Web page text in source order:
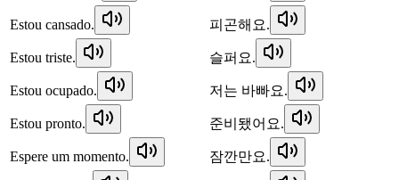
Estou cansado. 피곤해요.
Estou triste. 슬퍼요.
Estou ocupado. 저는 바빠요.
Estou pronto. 준비됐어요.
Espere um momento. 잠깐만요.